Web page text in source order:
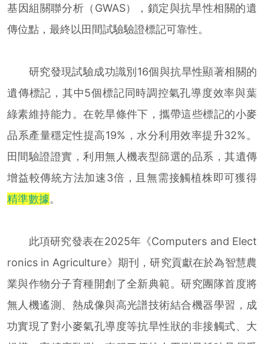
基因組關聯分析（GWAS），鎖定與抗旱性相關的遺
傳位點，最終以田間試驗驗證標記可靠性。
研究發現試驗成功識別16個與抗旱性顯著相關的
遺傳標記，其中5個標記同時調控氣孔導度效率與葉
綠素維持能力。在乾旱條件下，攜帶這些標記的小麥
品系產量穩定性提高19%，水分利用效率提升32%。
田間驗證證實，利用無人機表型篩選的品系，其遺傳
增益較傳統方法加速3倍，且無需接觸植株即可獲得
精準數據。
此項研究發表在2025年《Computers and Elect
ronics in Agriculture》期刊，研究貢獻在於為智慧農
業與作物分子育種開創了全新典範。研究團隊首度將
無人機遙測、熱成像與高光譜技術結合機器學習，成
功實現了對小麥氣孔導度等抗旱性狀的非接觸式、大